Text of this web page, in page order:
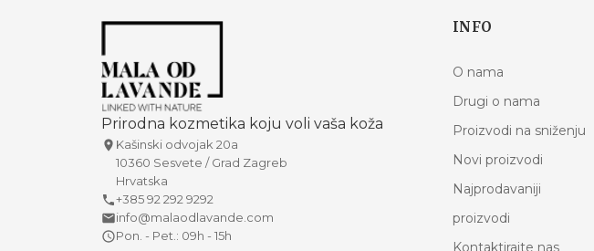
Prirodna kozmetika koju voli vaša koža
Kašinski odvojak 20a
10360 Sesvete / Grad Zagreb
Hrvatska
+385 92 292 9292
info@malaodlavande.com
Pon. - Pet.: 09h - 15h
INFO
O nama
Drugi o nama
Proizvodi na sniženju
Novi proizvodi
Najprodavaniji
proizvodi
Kontaktirajte nas